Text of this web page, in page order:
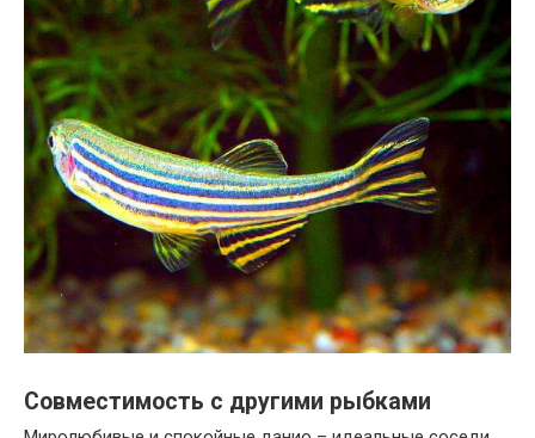
Совместимость с другими рыбками